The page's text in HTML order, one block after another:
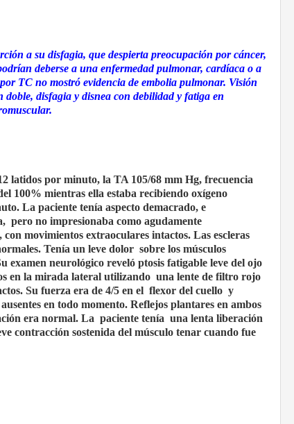
a su disfagia, que despierta preocupación por cáncer,
deberse a una enfermedad pulmonar, cardíaca o a
TC no mostró evidencia de embolia pulmonar. Visión
disfagia y disnea con debilidad y fatiga en
latidos por minuto, la TA 105/68 mm Hg, frecuencia
100% mientras ella estaba recibiendo oxígeno
La paciente tenía aspecto demacrado, e
pero no impresionaba como agudamente
movimientos extraoculares intactos. Las escleras
Tenía un leve dolor sobre los músculos
examen neurológico reveló ptosis fatigable leve del ojo
en la mirada lateral utilizando una lente de filtro rojo
Su fuerza era de 4/5 en el flexor del cuello y
en todo momento. Reflejos plantares en ambos
era normal. La paciente tenía una lenta liberación
contracción sostenida del músculo tenar cuando fue